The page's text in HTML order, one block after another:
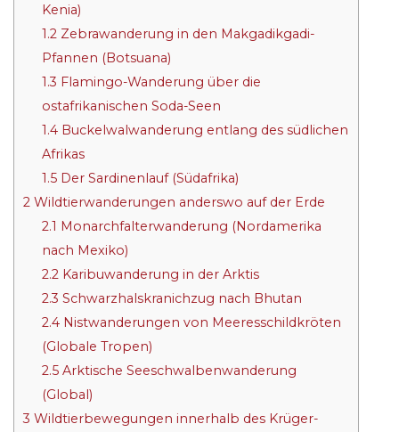
Kenia)
1.2 Zebrawanderung in den Makgadikgadi-
Pfannen (Botsuana)
1.3 Flamingo-Wanderung über die
ostafrikanischen Soda-Seen
1.4 Buckelwalwanderung entlang des südlichen
Afrikas
1.5 Der Sardinenlauf (Südafrika)
2 Wildtierwanderungen anderswo auf der Erde
2.1 Monarchfalterwanderung (Nordamerika
nach Mexiko)
2.2 Karibuwanderung in der Arktis
2.3 Schwarzhalskranichzug nach Bhutan
2.4 Nistwanderungen von Meeresschildkröten
(Globale Tropen)
2.5 Arktische Seeschwalbenwanderung
(Global)
3 Wildtierbewegungen innerhalb des Krüger-